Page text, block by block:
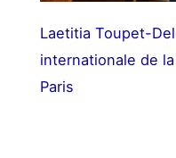
Laetitia Toupet-
internationale de la
Paris